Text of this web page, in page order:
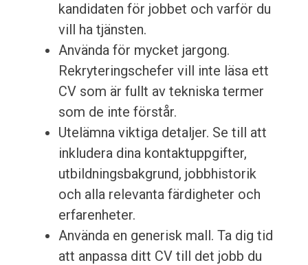
kandidaten för jobbet och varför du
vill ha tjänsten.
Använda för mycket jargong.
Rekryteringschefer vill inte läsa ett
CV som är fullt av tekniska termer
som de inte förstår.
Utelämna viktiga detaljer. Se till att
inkludera dina kontaktuppgifter,
utbildningsbakgrund, jobbhistorik
och alla relevanta färdigheter och
erfarenheter.
Använda en generisk mall. Ta dig tid
att anpassa ditt CV till det jobb du